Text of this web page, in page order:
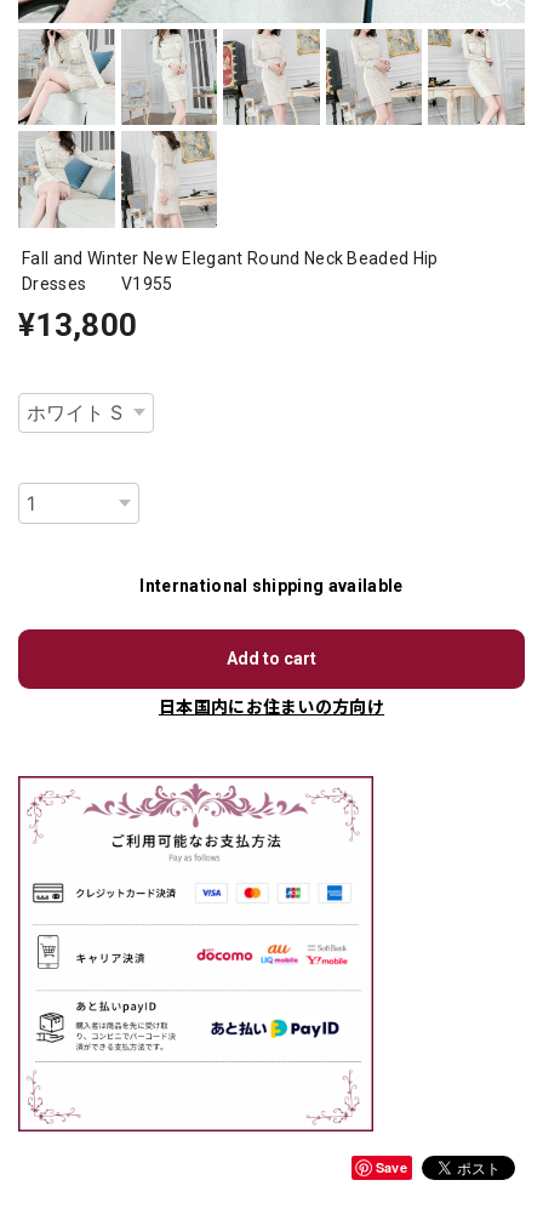
Fall and Winter New Elegant Round Neck Beaded Hip
Dresses V1955
¥13,800
International shipping available
Add to cart
日本国内にお住まいの方向け
Save